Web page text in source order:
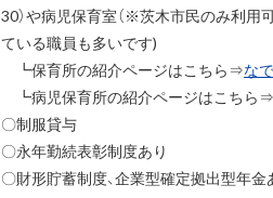
30）や病児保育室（※茨木市民のみ利用
ている職員も多いです)
┗保育所の紹介ページはこちら⇒な
┗病児保育所の紹介ページはこちら⇒
〇制服貸与
〇永年勤続表彰制度あり
〇財形貯蓄制度、企業型確定拠出型年金